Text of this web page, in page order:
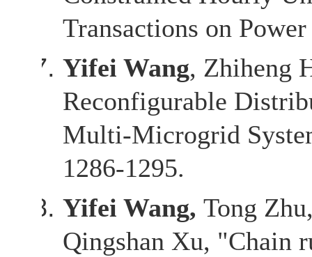
Transactions on
Yifei Wang, Zhiheng
Reconfigurable
Multi-Microgrid
1286-1295.
Yifei Wang, Tong
Qingshan Xu, "Chain